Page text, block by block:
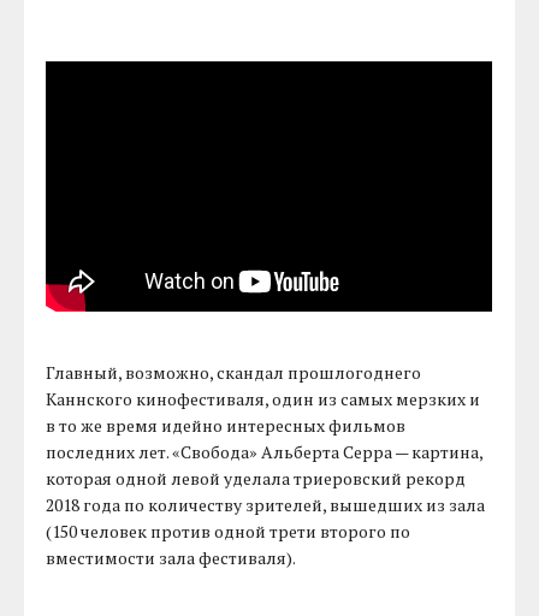
Главный, возможно, скандал прошлогоднего
Каннского кинофестиваля, один из самых мерзких и
в то же время идейно интересных фильмов
последних лет. «Свобода» Альберта Серра — картина,
которая одной левой уделала триеровский рекорд
2018 года по количеству зрителей, вышедших из зала
(150 человек против одной трети второго по
вместимости зала фестиваля).